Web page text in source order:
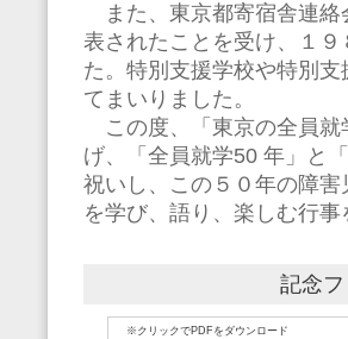
また、東京都寄宿舎連絡
表されたことを受け、１
た。特別支援学校や特別
てまいりました。
この度、「東京の全員就
げ、「全員就学50 年」と
祝いし、この５０年の障
を学び、語り、楽しむ行
記念
※クリックでPDFをダウンロード